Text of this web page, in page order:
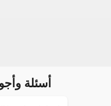
أسئلة